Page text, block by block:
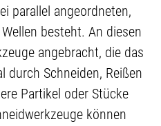
parallel angeordneten,
besteht. An diesen
angebracht, die das
durch Schneiden, Reißen
Partikel oder Stücke
können